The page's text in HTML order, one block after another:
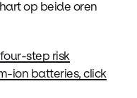
op beide oren
step risk
ion batteries, click